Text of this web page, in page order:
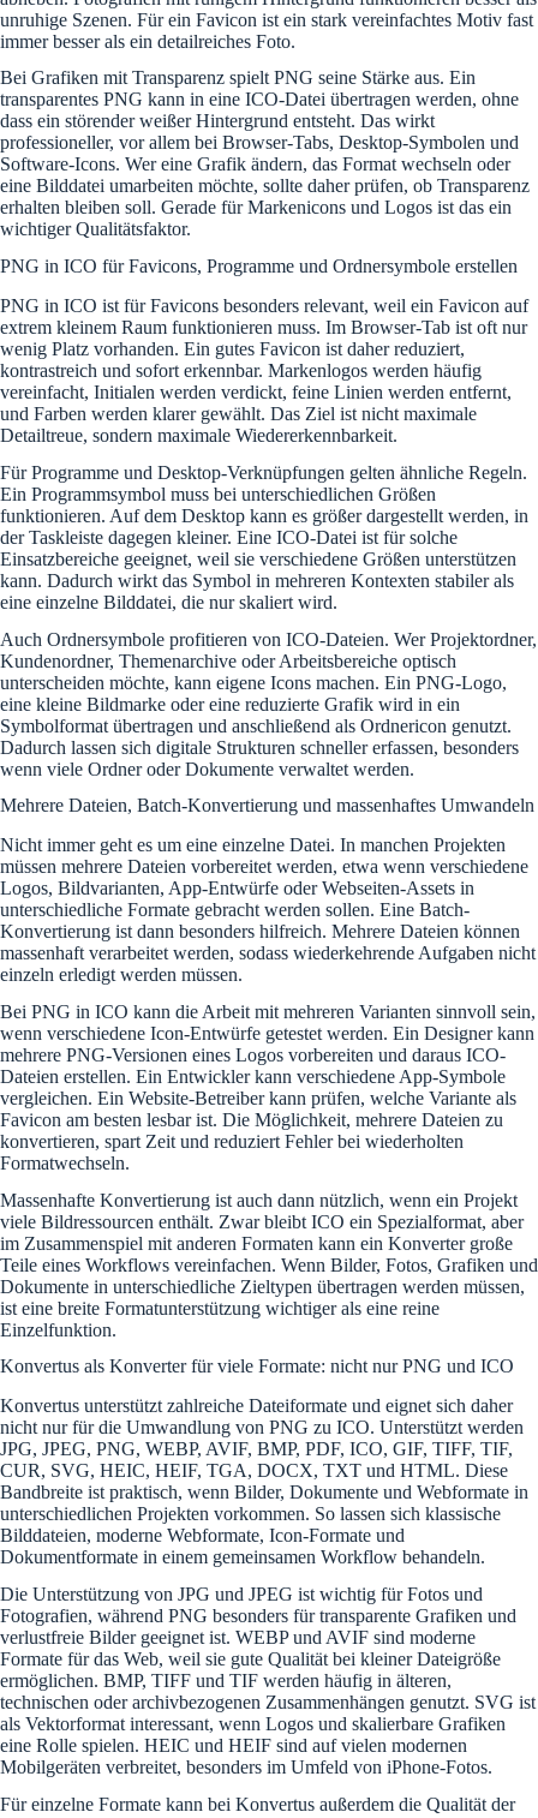
unruhige Szenen. Für ein Favicon ist ein stark vereinfachtes Motiv fast
immer besser als ein detailreiches Foto.
Bei Grafiken mit Transparenz spielt PNG seine Stärke aus. Ein
transparentes PNG kann in eine ICO-Datei übertragen werden, ohne
dass ein störender weißer Hintergrund entsteht. Das wirkt
professioneller, vor allem bei Browser-Tabs, Desktop-Symbolen und
Software-Icons. Wer eine Grafik ändern, das Format wechseln oder
eine Bilddatei umarbeiten möchte, sollte daher prüfen, ob Transparenz
erhalten bleiben soll. Gerade für Markenicons und Logos ist das ein
wichtiger Qualitätsfaktor.
PNG in ICO für Favicons, Programme und Ordnersymbole erstellen
PNG in ICO ist für Favicons besonders relevant, weil ein Favicon auf
extrem kleinem Raum funktionieren muss. Im Browser-Tab ist oft nur
wenig Platz vorhanden. Ein gutes Favicon ist daher reduziert,
kontrastreich und sofort erkennbar. Markenlogos werden häufig
vereinfacht, Initialen werden verdickt, feine Linien werden entfernt,
und Farben werden klarer gewählt. Das Ziel ist nicht maximale
Detailtreue, sondern maximale Wiedererkennbarkeit.
Für Programme und Desktop-Verknüpfungen gelten ähnliche Regeln.
Ein Programmsymbol muss bei unterschiedlichen Größen
funktionieren. Auf dem Desktop kann es größer dargestellt werden, in
der Taskleiste dagegen kleiner. Eine ICO-Datei ist für solche
Einsatzbereiche geeignet, weil sie verschiedene Größen unterstützen
kann. Dadurch wirkt das Symbol in mehreren Kontexten stabiler als
eine einzelne Bilddatei, die nur skaliert wird.
Auch Ordnersymbole profitieren von ICO-Dateien. Wer Projektordner,
Kundenordner, Themenarchive oder Arbeitsbereiche optisch
unterscheiden möchte, kann eigene Icons machen. Ein PNG-Logo,
eine kleine Bildmarke oder eine reduzierte Grafik wird in ein
Symbolformat übertragen und anschließend als Ordnericon genutzt.
Dadurch lassen sich digitale Strukturen schneller erfassen, besonders
wenn viele Ordner oder Dokumente verwaltet werden.
Mehrere Dateien, Batch-Konvertierung und massenhaftes Umwandeln
Nicht immer geht es um eine einzelne Datei. In manchen Projekten
müssen mehrere Dateien vorbereitet werden, etwa wenn verschiedene
Logos, Bildvarianten, App-Entwürfe oder Webseiten-Assets in
unterschiedliche Formate gebracht werden sollen. Eine Batch-
Konvertierung ist dann besonders hilfreich. Mehrere Dateien können
massenhaft verarbeitet werden, sodass wiederkehrende Aufgaben nicht
einzeln erledigt werden müssen.
Bei PNG in ICO kann die Arbeit mit mehreren Varianten sinnvoll sein,
wenn verschiedene Icon-Entwürfe getestet werden. Ein Designer kann
mehrere PNG-Versionen eines Logos vorbereiten und daraus ICO-
Dateien erstellen. Ein Entwickler kann verschiedene App-Symbole
vergleichen. Ein Website-Betreiber kann prüfen, welche Variante als
Favicon am besten lesbar ist. Die Möglichkeit, mehrere Dateien zu
konvertieren, spart Zeit und reduziert Fehler bei wiederholten
Formatwechseln.
Massenhafte Konvertierung ist auch dann nützlich, wenn ein Projekt
viele Bildressourcen enthält. Zwar bleibt ICO ein Spezialformat, aber
im Zusammenspiel mit anderen Formaten kann ein Konverter große
Teile eines Workflows vereinfachen. Wenn Bilder, Fotos, Grafiken und
Dokumente in unterschiedliche Zieltypen übertragen werden müssen,
ist eine breite Formatunterstützung wichtiger als eine reine
Einzelfunktion.
Konvertus als Konverter für viele Formate: nicht nur PNG und ICO
Konvertus unterstützt zahlreiche Dateiformate und eignet sich daher
nicht nur für die Umwandlung von PNG zu ICO. Unterstützt werden
JPG, JPEG, PNG, WEBP, AVIF, BMP, PDF, ICO, GIF, TIFF, TIF,
CUR, SVG, HEIC, HEIF, TGA, DOCX, TXT und HTML. Diese
Bandbreite ist praktisch, wenn Bilder, Dokumente und Webformate in
unterschiedlichen Projekten vorkommen. So lassen sich klassische
Bilddateien, moderne Webformate, Icon-Formate und
Dokumentformate in einem gemeinsamen Workflow behandeln.
Die Unterstützung von JPG und JPEG ist wichtig für Fotos und
Fotografien, während PNG besonders für transparente Grafiken und
verlustfreie Bilder geeignet ist. WEBP und AVIF sind moderne
Formate für das Web, weil sie gute Qualität bei kleiner Dateigröße
ermöglichen. BMP, TIFF und TIF werden häufig in älteren,
technischen oder archivbezogenen Zusammenhängen genutzt. SVG ist
als Vektorformat interessant, wenn Logos und skalierbare Grafiken
eine Rolle spielen. HEIC und HEIF sind auf vielen modernen
Mobilgeräten verbreitet, besonders im Umfeld von iPhone-Fotos.
Für einzelne Formate kann bei Konvertus außerdem die Qualität der